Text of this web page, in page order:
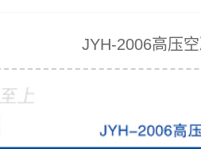
JYH-2006高压